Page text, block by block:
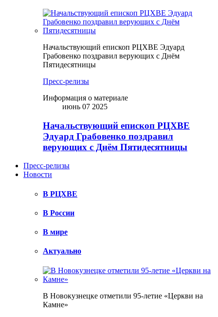
Начальствующий епископ РЦХВЕ Эдуард
Грабовенко поздравил верующих с Днём
Пятидесятницы
Пресс-релизы
Информация о материале
июнь 07 2025
Начальствующий епископ РЦХВЕ
Эдуард Грабовенко поздравил
верующих с Днём Пятидесятницы
Пресс-релизы
Новости
В РЦХВЕ
В России
В мире
Актуально
В Новокузнецке отметили 95-летие «Церкви на
Камне»